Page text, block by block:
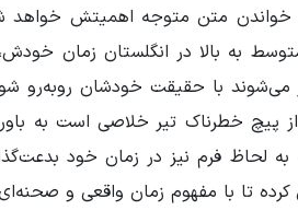
با خواندن متن متوجه اهمیتش
به بالا در انگلستان زمان
با حقیقت خودشان روبه‌رو
از پیچ خطرناک تیر خلاصی است
به لحاظ فرم نیز در زمان خود